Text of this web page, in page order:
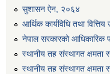
सुशासन ऐन, २०६४
आर्थिक कार्यविधि तथा
नेपाल सरकारको आधिकारिक
स्थानीय तह संस्थागत क्षमता
स्थानीय तह संस्थागत क्षमता